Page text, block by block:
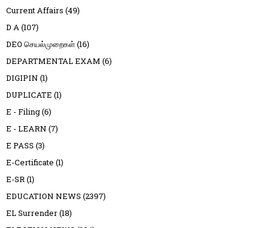
Current Affairs (49)
D A(107)
DEO செயல்முறைகள்(16)
DEPARTMENTAL EXAM (6)
DIGIPIN (1)
DUPLICATE (1)
E - Filing(6)
E - LEARN (7)
E PASS (3)
E-Certificate (1)
E-SR(1)
EDUCATION NEWS (2397)
EL Surrender(18)